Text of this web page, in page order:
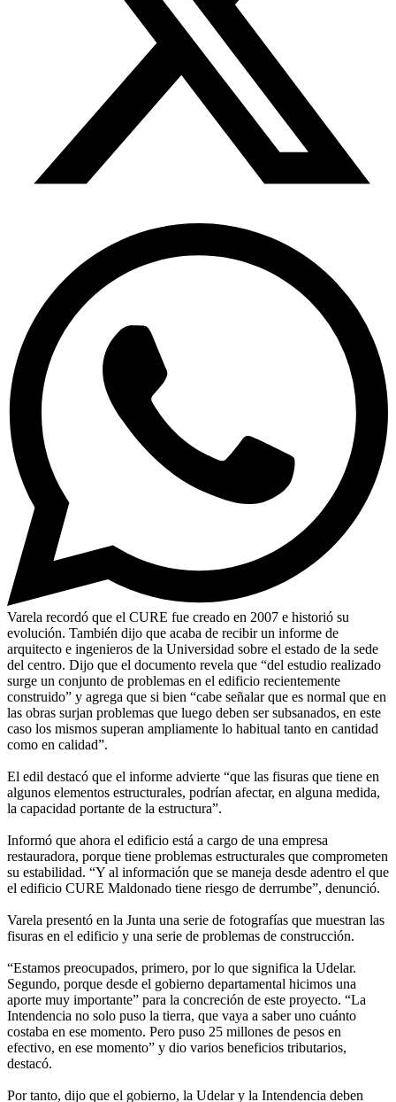
Varela recordó que el CURE fue creado en 2007 e historió su
evolución. También dijo que acaba de recibir un informe de
arquitecto e ingenieros de la Universidad sobre el estado de la sede
del centro. Dijo que el documento revela que “del estudio realizado
surge un conjunto de problemas en el edificio recientemente
construido” y agrega que si bien “cabe señalar que es normal que en
las obras surjan problemas que luego deben ser subsanados, en este
caso los mismos superan ampliamente lo habitual tanto en cantidad
como en calidad”.
El edil destacó que el informe advierte “que las fisuras que tiene en
algunos elementos estructurales, podrían afectar, en alguna medida,
la capacidad portante de la estructura”.
Informó que ahora el edificio está a cargo de una empresa
restauradora, porque tiene problemas estructurales que comprometen
su estabilidad. “Y al información que se maneja desde adentro el que
el edificio CURE Maldonado tiene riesgo de derrumbe”, denunció.
Varela presentó en la Junta una serie de fotografías que muestran las
fisuras en el edificio y una serie de problemas de construcción.
“Estamos preocupados, primero, por lo que significa la Udelar.
Segundo, porque desde el gobierno departamental hicimos una
aporte muy importante” para la concreción de este proyecto. “La
Intendencia no solo puso la tierra, que vaya a saber uno cuánto
costaba en ese momento. Pero puso 25 millones de pesos en
efectivo, en ese momento” y dio varios beneficios tributarios,
destacó.
Por tanto, dijo que el gobierno, la Udelar y la Intendencia deben